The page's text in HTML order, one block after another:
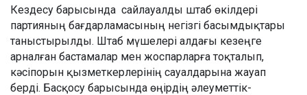
Кездесу барысында сайлауалды штаб өкілдері
партияның бағдарламасының негізгі басымдықтары
таныстырылды. Штаб мүшелері алдағы кезеңге
арналған бастамалар мен жоспарларға тоқталып,
кәсіпорын қызметкерлерінің сауалдарына жауап
берді. Басқосу барысында өңірдің әлеуметтік-